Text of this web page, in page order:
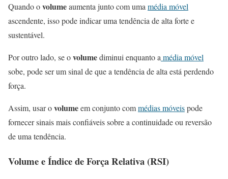
Quando ovolumeaumenta junto com umamédia móvel
ascendente, isso pode indicar uma tendência de alta forte e
sustentável.
Por outro lado, se ovolumediminui enquanto amédia móvel
sobe, pode ser um sinal de que a tendência de alta está perdendo
força.
Assim, usar ovolumeem conjunto commédias móveispode
fornecer sinais mais confiáveis sobre a continuidade ou reversão
de uma tendência.
Volumee Índice de Força Relativa (RSI)